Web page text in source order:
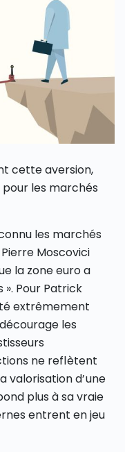
cette aversion,
les marchés
les marchés
Moscovici
la zone euro a
Pour Patrick
extrêmement
les
ne reflètent
valorisation d’une
plus à sa vraie
entrent en jeu